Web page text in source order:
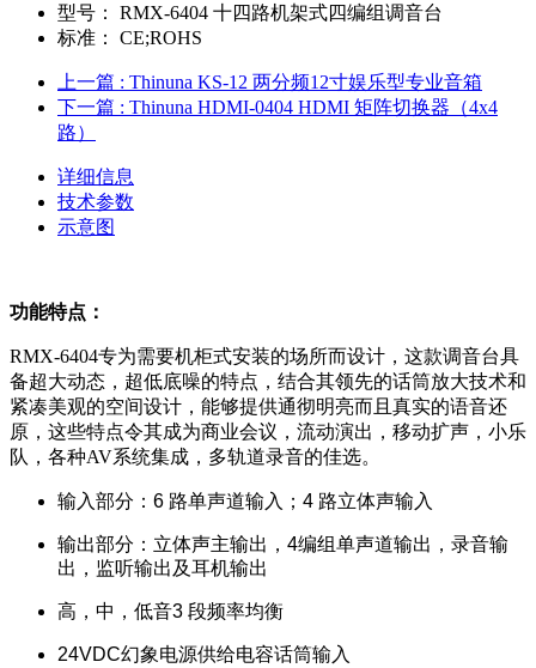
型号：
RMX-6404 十四路机架式四编组调音台
标准：
CE;ROHS
上一篇 : Thinuna KS-12 两分频12寸娱乐型专业音箱
下一篇 : Thinuna HDMI-0404 HDMI 矩阵切换器（4x4
路）
详细信息
技术参数
示意图
功能特点：
RMX-6404专为需要机柜式安装的场所而设计，这款调音台具
备超大动态，超低底噪的特点，结合其领先的话筒放大技术和
紧凑美观的空间设计，能够提供通彻明亮而且真实的语音还
原，这些特点令其成为商业会议，流动演出，移动扩声，小乐
队，各种AV系统集成，多轨道录音的佳选。
输入部分：6 路单声道输入；4 路立体声输入
输出部分：立体声主输出，4编组单声道输出，录音输
出，监听输出及耳机输出
高，中，低音3 段频率均衡
24VDC幻象电源供给电容话筒输入